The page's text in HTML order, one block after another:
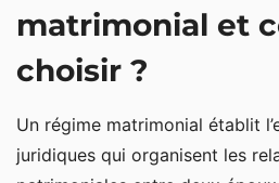
Quatre régimes
La communauté réduite aux
La séparation de biens, mieux
entrepreneurs et professions
matrimonial et
choisir ?
Un régime matrimonial établit
juridiques qui organisent les